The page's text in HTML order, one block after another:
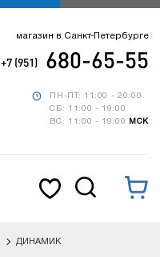
ПН-ПТ: 11:00 - 20:00
СБ: 11:00 - 19:00
ВС: 11:00 - 19:00
МСК
магазин в Санкт-Петербурге
+7 (951) 680-65-55
ДИНАМИК